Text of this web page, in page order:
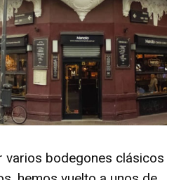
varios bodegones clásicos